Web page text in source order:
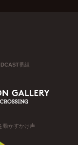
番組
動かすかけ声